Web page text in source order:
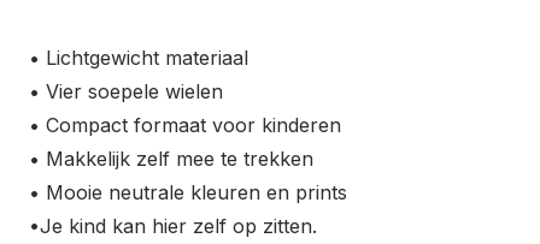
• Lichtgewicht materiaal
• Vier soepele wielen
• Compact formaat voor kinderen
• Makkelijk zelf mee te trekken
• Mooie neutrale kleuren en prints
•Je kind kan hier zelf op zitten.